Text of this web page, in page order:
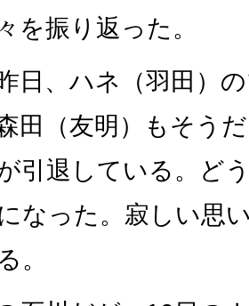
を振り返った。
日、ハネ（羽田）
田（友明）もそう
引退している。ど
なった。寂しい思
。